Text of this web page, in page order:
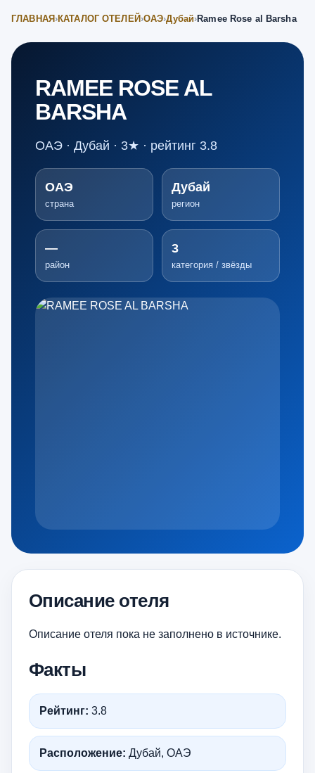
ГЛАВНАЯ ›КАТАЛОГ ОТЕЛЕЙ ›ОАЭ›Дубай›Ramee Rose al Barsha
RAMEE ROSE AL
BARSHA
ОАЭ · Дубай · 3★ · рейтинг 3.8
ОАЭ
страна
Дубай
регион
—
район
3
категория / звёзды
Описание отеля
Описание отеля пока не заполнено в источнике.
Факты
Рейтинг: 3.8
Расположение: Дубай, ОАЭ